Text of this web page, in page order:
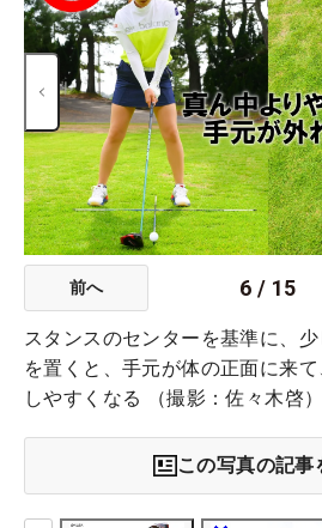
前へ 6 / 15
スタンスのセンターを基準に、
を置くと、手元が体の正面に来
しやすくなる （撮影：佐々木啓）
この写真の記事